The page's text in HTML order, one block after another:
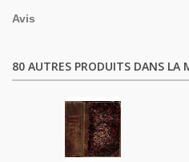
Avis
80 AUTRES PRODUITS DANS LA